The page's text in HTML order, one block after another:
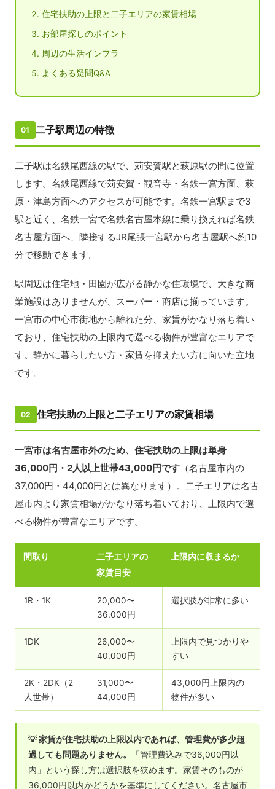
住宅扶助の上限と二子エリアの家賃相場
お部屋探しのポイント
周辺の生活インフラ
よくある疑問Q&A
01 二子駅周辺の特徴
二子駅は名鉄尾西線の駅で、苅安賀駅と萩原駅の間に位置
します。名鉄尾西線で苅安賀・観音寺・名鉄一宮方面、萩
原・津島方面へのアクセスが可能です。名鉄一宮駅まで3
駅と近く、名鉄一宮で名鉄名古屋本線に乗り換えれば名鉄
名古屋方面へ、隣接するJR尾張一宮駅から名古屋駅へ約10
分で移動できます。
駅周辺は住宅地・田園が広がる静かな住環境で、大きな商
業施設はありませんが、スーパー・商店は揃っています。
一宮市の中心市街地から離れた分、家賃がかなり落ち着い
ており、住宅扶助の上限内で選べる物件が豊富なエリアで
す。静かに暮らしたい方・家賃を抑えたい方に向いた立地
です。
02 住宅扶助の上限と二子エリアの家賃相場
一宮市は名古屋市外のため、住宅扶助の上限は単身
36,000円・2人以上世帯43,000円です （名古屋市内の
37,000円・44,000円とは異なります）。二子エリアは名古
屋市内より家賃相場がかなり落ち着いており、上限内で選
べる物件が豊富なエリアです。
間取り
二子エリアの
家賃目安
上限内に収まるか
1R・1K
20,000〜
36,000円
選択肢が非常に多い
1DK
26,000〜
40,000円
上限内で見つかりや
すい
2K・2DK（2
人世帯）
31,000〜
44,000円
43,000円上限内の
物件が多い
💡 家賃が住宅扶助の上限以内であれば、管理費が多少超
過しても問題ありません。
「管理費込みで36,000円以
内」という探し方は選択肢を狭めます。家賃そのものが
36,000円以内かどうかを基準にしてください。名古屋市